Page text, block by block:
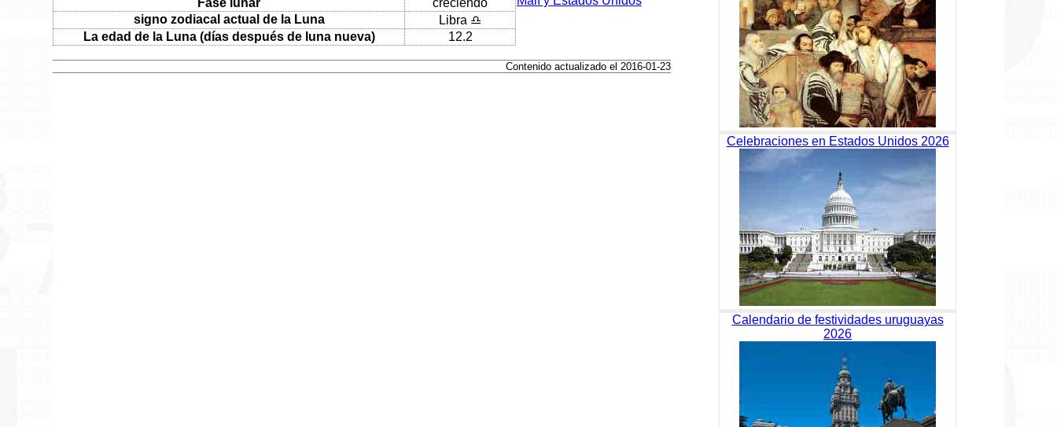
signo zodiacal actual de la Luna
Libra ♎
La edad de la Luna (días después de luna nueva)
12.2
Contenido actualizado el 2016-01-23
Celebraciones en Estados Unidos 2026
Calendario de festividades uruguayas
2026